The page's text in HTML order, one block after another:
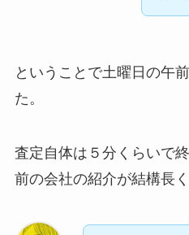
ということで土曜日の午
た。
査定自体は５分くらいで
前の会社の紹介が結構長く